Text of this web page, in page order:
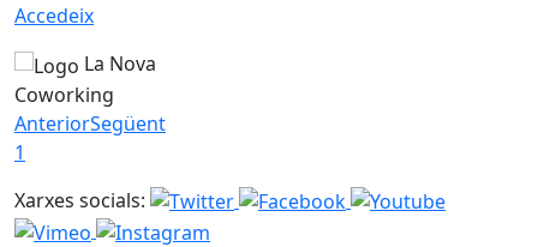
Accedeix
La Nova
Coworking
AnteriorSegüent
1
Xarxes socials: